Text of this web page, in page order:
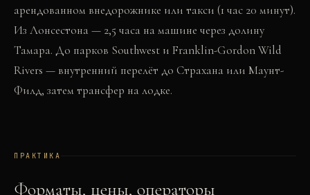
арендованном внедорожнике или такси (1 час 20 минут).
Из Лонсестона — 2,5 часа на машине через долину
Тамара. До парков Southwest и Franklin-Gordon Wild
Rivers — внутренний перелёт до Страхана или Маунт-
Филд, затем трансфер на лодке.
ПРАКТИКА
Форматы, цены, операторы